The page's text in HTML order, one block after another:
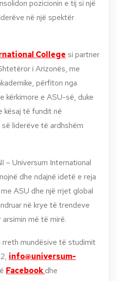
pozicionin e tij si një
në një spektër
College si partner
i Arizonës, me
përfiton nga
kërkimore e ASU-së, duke
kësaj të fundit në
liderëve të ardhshëm
– Universum International
dhe ndajnë idetë e reja
ASU dhe një rrjet global
në krye të trendeve
më të mirë.
rreth mundësive të studimit
info@universum-
Facebookdhe